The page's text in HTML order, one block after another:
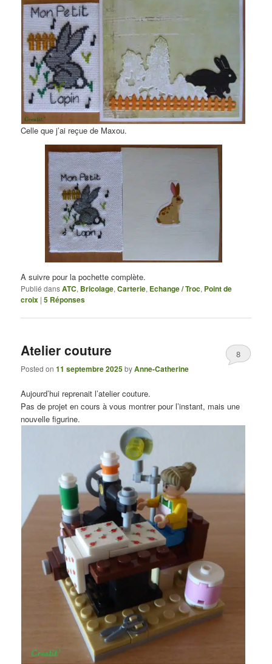
Celle que j’ai reçue de Maxou.
A suivre pour la pochette complète.
Publié dansATC, Bricolage,Carterie, Echange / Troc, Point de
croix |5 Réponses
Atelier couture
Posted on11 septembre 2025byAnne-Catherine
8
Aujourd’hui reprenait l’atelier couture.
Pas de projet en cours à vous montrer pour l’instant, mais une
nouvelle figurine.